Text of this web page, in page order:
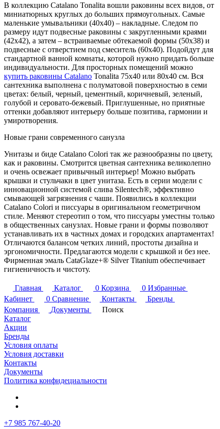
В коллекцию Catalano Tonalita вошли раковины всех видов, от
миниатюрных круглых до больших прямоугольных. Самые
маленькие умывальники (40х40) – накладные. Следом по
размеру идут подвесные раковины с закругленными краями
(42х42), а затем – встраиваемые обтекаемой формы (50х38) и
подвесные с отверстием под смеситель (60х40). Подойдут для
стандартной ванной комнаты, которой нужно придать больше
индивидуальности. Для просторных помещений можно
купить раковины Catalano Tonalita 75х40 или 80х40 см. Вся
сантехника выполнена с полуматовой поверхностью в семи
цветах: белый, черный, цементный, коричневый, зеленый,
голубой и серовато-бежевый. Приглушенные, но приятные
оттенки добавляют интерьеру больше позитива, гармонии и
умиротворения.
Новые грани современного санузла
Унитазы и биде Catalano Colori так же разнообразны по цвету,
как и раковины. Смотрится цветная сантехника великолепно
и очень освежает привычный интерьер! Можно выбрать
крышки и стульчаки в цвет унитаза. Есть в серии модели с
инновационной системой слива Silentech®, эффективно
смывающей загрязнения с чаши. Появились в коллекции
Catalano Colori и писсуары в оригинальном геометричном
стиле. Меняют стереотип о том, что писсуары уместны только
в общественных санузлах. Новые грани и формы позволяют
устанавливать их в частных домах и городских апартаментах!
Отличаются балансом четких линий, простоты дизайна и
эргономичности. Предлагаются модели с крышкой и без нее.
Фирменная эмаль CataGlaze+® Silver Titanium обеспечивает
гигиеничность и чистоту.
Главная Каталог 0 Корзина 0 Избранные
Кабинет
0 Сравнение Контакты
Бренды
Компания
Документы
Поиск
Каталог
Акции
Бренды
Условия оплаты
Условия доставки
Контакты
Документы
Политика конфидециальности
+7 985 767-40-20